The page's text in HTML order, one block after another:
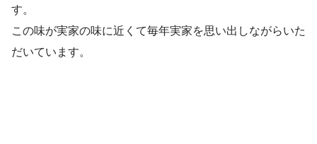
す。
この味が実家の味に近くて毎年実家を思い出しながらいた
だいています。